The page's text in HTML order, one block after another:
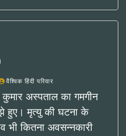
वैश्विक हिंदी परिवार
अस्पताल का गमगीन
हुए। मृत्यु की घटना के
कितना अवसन्नकारी